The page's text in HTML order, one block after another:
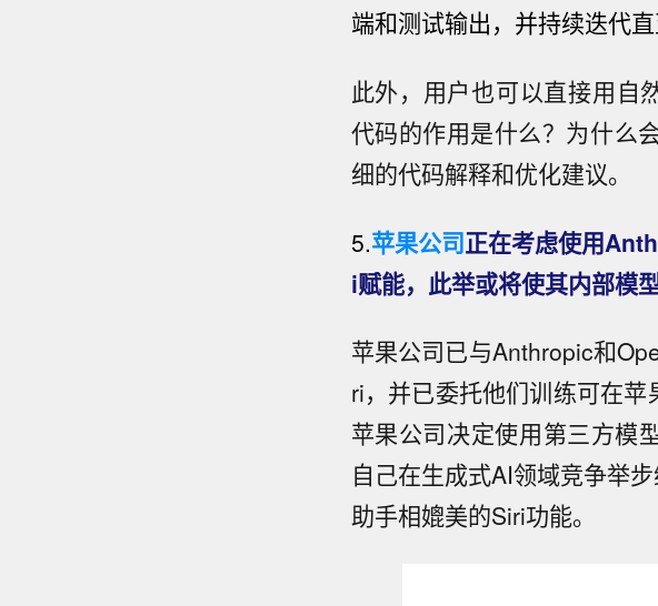
端和测试输出，并持续迭代直
此外，用户也可以直接用自
代码的作用是什么？为什么
细的代码解释和优化建议。
5.苹果公司正在考虑使用
i赋能，此举或将使其内部模型
苹果公司已与Anthropic和
ri，并已委托他们训练可在
苹果公司决定使用第三方模
自己在生成式AI领域竞争举
助手相媲美的Siri功能。